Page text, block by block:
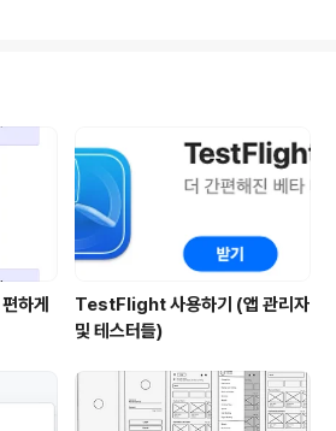
에 대한 요청을 보내고 이
서 확인할 수 있어요. 즉,
록에 노출되어야 하는데
. 그래서 사실상 명확한
로 인해 테스트를 위해서
하게
TestFlight 사용하기 (앱 관리자
및 테스터들)